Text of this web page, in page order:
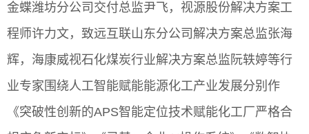
金蝶潍坊分公司交付总监尹飞，视源股份解决方案工
程师许力文，致远互联山东分公司解决方案总监张海
辉，海康威视石化煤炭行业解决方案总监阮轶婷等行
业专家围绕人工智能赋能能源化工产业发展分别作
《突破性创新的APS智能定位技术赋能化工厂严格合